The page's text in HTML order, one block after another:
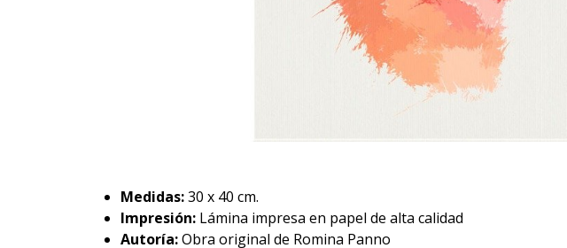
Medidas:30 x 40 cm.
Impresión:Lámina impresa en papel de alta calidad
Autoría:Obra original de Romina Panno